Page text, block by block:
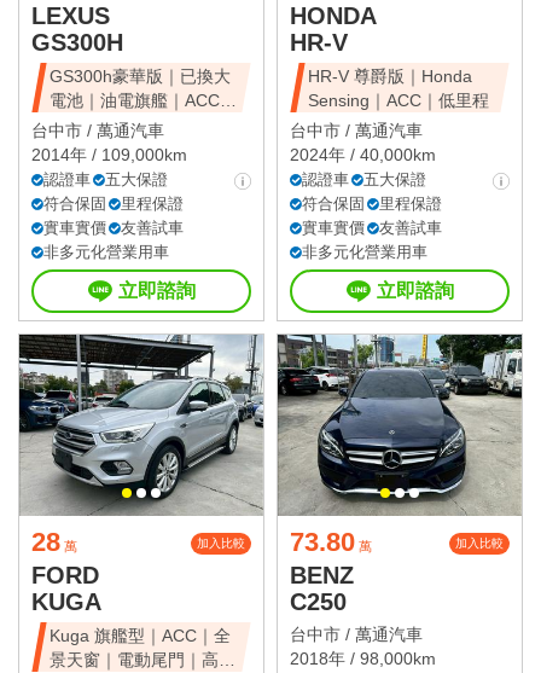
LEXUS
GS300H
GS300h豪華版｜已換大
電池｜油電旗艦｜ACC｜
天窗豪華房
台中市 / 萬通汽車
2014年 / 109,000km
認證車
五大保證
符合保固
里程保證
實車實價
友善試車
非多元化營業用車
立即諮詢
HONDA
HR-V
HR-V 尊爵版｜Honda
Sensing｜ACC｜低里程
台中市 / 萬通汽車
2024年 / 40,000km
認證車
五大保證
符合保固
里程保證
實車實價
友善試車
非多元化營業用車
立即諮詢
28 萬 加入比較
FORD
KUGA
Kuga 旗艦型｜ACC｜全
景天窗｜電動尾門｜高CP
73.80 萬 加入比較
BENZ
C250
台中市 / 萬通汽車
2018年 / 98,000km